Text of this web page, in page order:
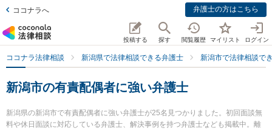
ココナラへ 弁護士の方はこちら
投稿する 探す 閲覧履歴 マイリスト ログイン
ココナラ法律相談 新潟県で法律相談できる弁護士 新潟市で法律相談で
新潟市の有責配偶者に強い弁護士
新潟県の新潟市で有責配偶者に強い弁護士が25名見つかりました。初回面談無
料や休日面談に対応している弁護士、解決事例を持つ弁護士なども掲載中。離